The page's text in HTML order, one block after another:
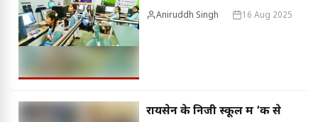
राज्य है मध्य प्रदेश
Aniruddh Singh 16 Aug 2025
रायसेन के निजी स्कूल में ‘क से